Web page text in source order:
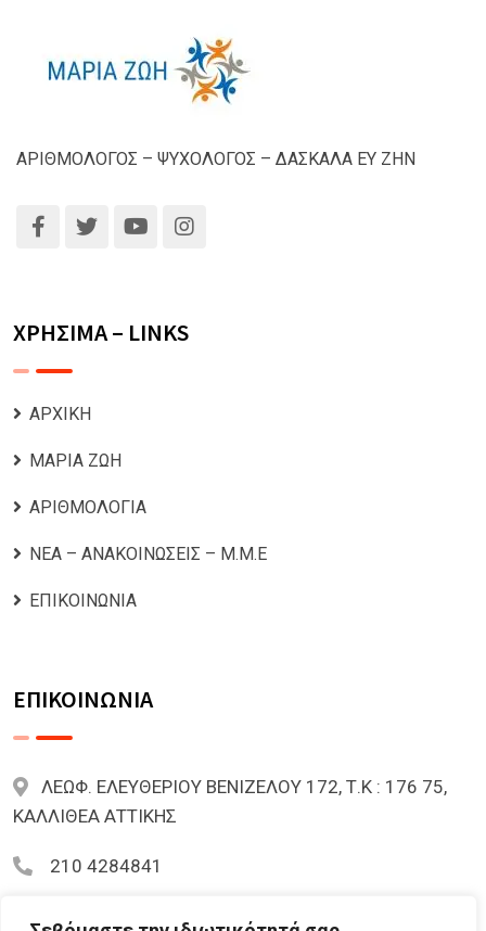
ΑΡΙΘΜΟΛΟΓΟΣ – ΨΥΧΟΛΟΓΟΣ – ΔΑΣΚΑΛΑ ΕΥ ΖΗΝ
ΧΡΗΣΙΜΑ – LINKS
ΑΡΧΙΚΗ
ΜΑΡΙΑ ΖΩΗ
ΑΡΙΘΜΟΛΟΓΙΑ
ΝΕΑ – ΑΝΑΚΟΙΝΩΣΕΙΣ – Μ.Μ.Ε
ΕΠΙΚΟΙΝΩΝΙΑ
ΕΠΙΚΟΙΝΩΝΙΑ
ΛΕΩΦ. ΕΛΕΥΘΕΡΙΟΥ ΒΕΝΙΖΕΛΟΥ 172, Τ.Κ : 176 75,
ΚΑΛΛΙΘΕΑ ΑΤΤΙΚΗΣ
210 4284841
mariazoi.powernumbers@gmail.com